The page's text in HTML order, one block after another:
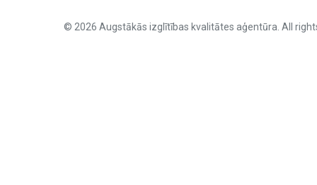
© 2026 Augstākās izglītības kvalitātes aģentūra. All